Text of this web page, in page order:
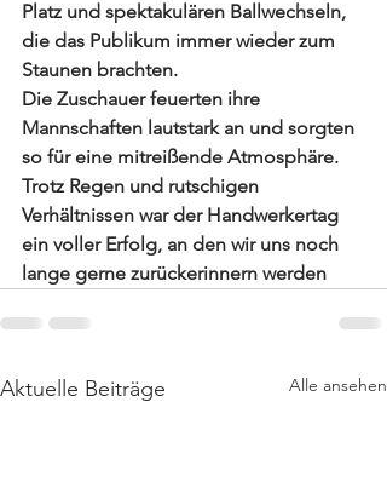
Platz und spektakulären Ballwechseln,
die das Publikum immer wieder zum
Staunen brachten.
Die Zuschauer feuerten ihre
Mannschaften lautstark an und sorgten
so für eine mitreißende Atmosphäre.
Trotz Regen und rutschigen
Verhältnissen war der Handwerkertag
ein voller Erfolg, an den wir uns noch
lange gerne zurückerinnern werden
Aktuelle Beiträge Alle ansehen